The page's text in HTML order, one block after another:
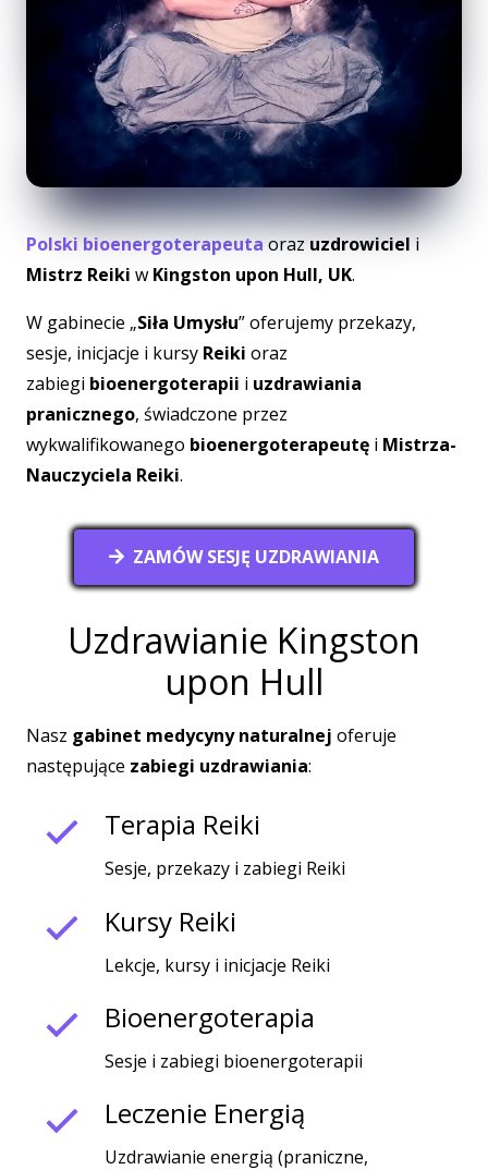
Polski bioenergoterapeuta oraz uzdrowiciel i
Mistrz Reiki w Kingston upon Hull, UK.
W gabinecie „Siła Umysłu” oferujemy przekazy,
sesje, inicjacje i kursy Reiki oraz
zabiegi bioenergoterapii i uzdrawiania
pranicznego, świadczone przez
wykwalifikowanego bioenergoterapeutę i Mistrza-
Nauczyciela Reiki.
ZAMÓW SESJĘ UZDRAWIANIA
Uzdrawianie Kingston
upon Hull
Nasz gabinet medycyny naturalnej oferuje
następujące zabiegi uzdrawiania:
Terapia Reiki
Sesje, przekazy i zabiegi Reiki
Kursy Reiki
Lekcje, kursy i inicjacje Reiki
Bioenergoterapia
Sesje i zabiegi bioenergoterapii
Leczenie Energią
Uzdrawianie energią (praniczne,